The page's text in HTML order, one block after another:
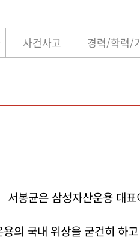
사건사고 경력/학력/
서봉균은 삼성자산운용 대표
의 국내 위상을 굳건히 하